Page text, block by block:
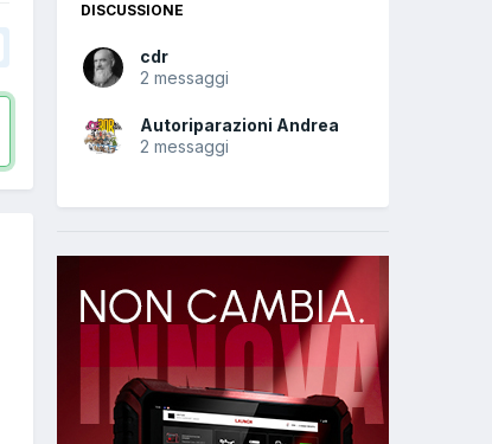
DISCUSSIONE
cdr
2 messaggi
Autoriparazioni Andrea
2 messaggi